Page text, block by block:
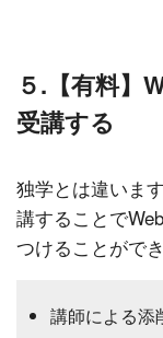
５.【有料】
受講する
独学とは違いま
講することで
つけることができ
講師による添